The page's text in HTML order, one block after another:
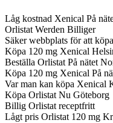
Låg kostnad Xenical På
Orlistat Werden Billiger
Säker webbplats för att
Köpa 120 mg Xenical
Beställa Orlistat På nätet
Köpa 120 mg Xenical På
Var man kan köpa Xenical
Köpa Orlistat Nu Göteborg
Billig Orlistat receptfritt
Lågt pris Orlistat 120 mg